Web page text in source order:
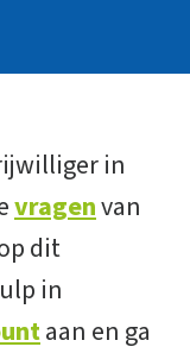
in
vragenvan
dit
in
aan en ga